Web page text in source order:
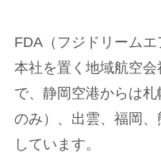
FDA（フジドリーム
本社を置く地域航空
で、静岡空港からは
のみ）、出雲、福岡
しています。